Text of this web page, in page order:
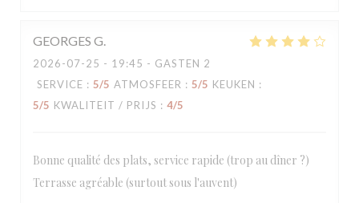
GEORGES G
2026-07-25 - 19:45 - GASTEN 2
SERVICE : 5/5 ATMOSFEER : 5/5 KEUKEN :
5/5 KWALITEIT / PRIJS : 4/5
Bonne qualité des plats, service rapide (trop au dîner ?)
Terrasse agréable (surtout sous l'auvent)